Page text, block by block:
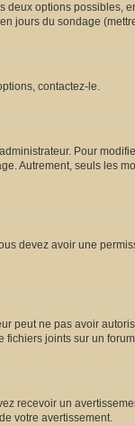
options
jours du sondage
contactez-le.
Pour
Autrement, seuls les
devez avoir une
peut ne pas avoir
fichiers joints sur un
un
votre avertissement.